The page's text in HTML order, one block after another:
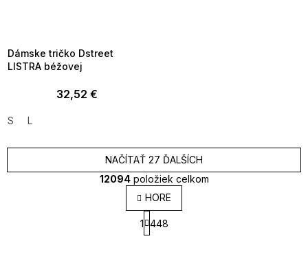
Dámske tričko Dstreet
LISTRA béžovej
32,52 €
S L
O
v
l
NAČÍTAŤ 27 ĎALŠÍCH
t
1 448
12094položiek celkom
HORE